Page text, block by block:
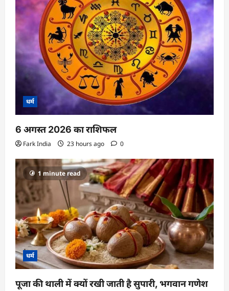
i
o
n
धर्म
6 अगस्त 2026 का राशिफल
Fark India 23 hours ago 0
1 minute read
धर्म
पूजा की थाली में क्यों रखी जाती है सुपारी, भगवान गणेश